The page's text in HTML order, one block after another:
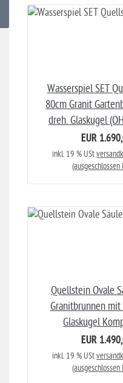
Wasserspiel SET
80cm Granit
dreh. Glaskugel
EUR
inkl. 19 % USt
(ausgeschlossen
Quellstein Ovale
Granitbrunnen
Glaskugel
EUR
inkl. 19 % USt
(ausgeschlossen